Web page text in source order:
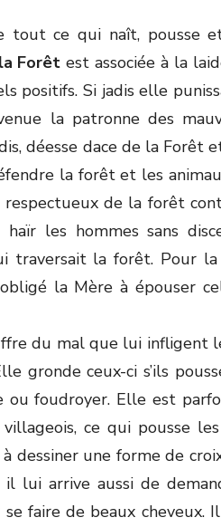
tout ce qui naît, pousse
Forêt est associée à la
positifs. Si jadis elle
la patronne des
déesse dace de la Forêt
la forêt et les
respectueux de la forêt
haïr les hommes sans
traversait la forêt. Pour
la Mère à épouser
du mal que lui infligent
gronde ceux-ci s’ils
ou foudroyer. Elle est
ce qui pousse
à dessiner une forme de
il lui arrive aussi de
faire de beaux